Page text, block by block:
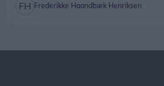
Frederikke Haandbæk Henriksen